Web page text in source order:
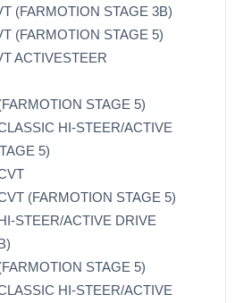
(FARMOTION STAGE 3B)
(FARMOTION STAGE 5)
ACTIVESTEER
STAGE 5)
HI-STEER/ACTIVE
5)
(FARMOTION STAGE 5)
STEER/ACTIVE DRIVE
STAGE 5)
HI-STEER/ACTIVE